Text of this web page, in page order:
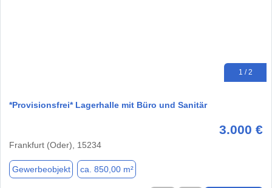
1 / 2
*Provisionsfrei* Lagerhalle mit Büro und Sanitär
3.000 €
Frankfurt (Oder), 15234
Gewerbeobjekt ca. 850,00 m²